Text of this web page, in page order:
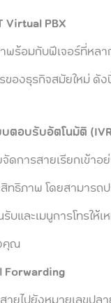
Virtual PBX
พร้อมกับฟีเจอร์ที่หล
ของธุรกิจสมัยใหม่ ดัง
บตอบรับอัตโนมัติ
ดการสายเรียกเข้าอ
ทธิภาพ โดยสามารถ
บและเมนูการโทรให้เ
คุณ
Forwarding
ายไปยังหมายเลขปล